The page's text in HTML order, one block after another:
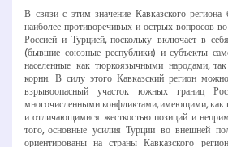
В связи с этим значение Кавказского
наиболее противоречивых и острых вопросов
Россией и Турцией, поскольку включает в
(бывшие союзные республики) и субъекты
населенные как тюркоязычными народами,
корни. В силу этого Кавказский регион
взрывоопасный участок южных границ
многочисленными конфликтами, имеющими, как
и отличающимися жесткостью позиций и
того, основные усилия Турции во внешней
ориентированы на страны Кавказского